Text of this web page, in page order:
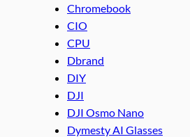
Chromebook
CIO
CPU
Dbrand
DIY
DJI
DJI Osmo Nano
Dymesty AI Glasses